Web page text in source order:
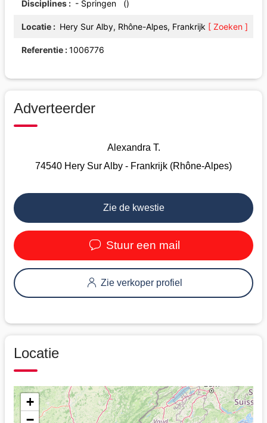
Disciplines - Springen ()
Locatie Hery Sur Alby, Rhône-Alpes, Frankrijk [ Zoeken ]
Referentie 1006776
Adverteerder
Alexandra T.
74540 Hery Sur Alby - Frankrijk (Rhône-Alpes)
Zie de kwestie
Stuur een mail
Zie verkoper profiel
Locatie
+
−